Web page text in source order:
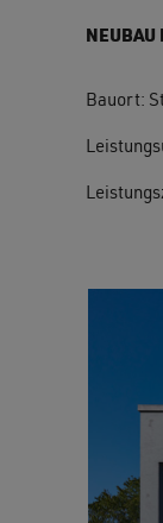
NEUBAU
Bauort: